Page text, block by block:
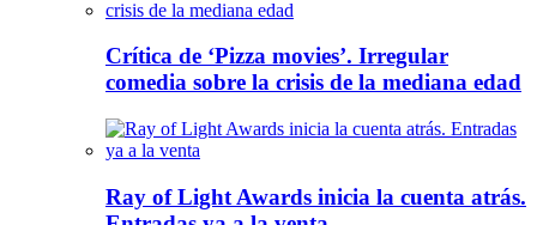
Crítica de ‘Pizza movies’. Irregular
comedia sobre la crisis de la mediana edad
Ray of Light Awards inicia la cuenta atrás.